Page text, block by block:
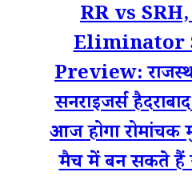
RR vs
Eliminator
Preview:
सनराइजर्स
आज होगा
मैच में बन सकते हैं